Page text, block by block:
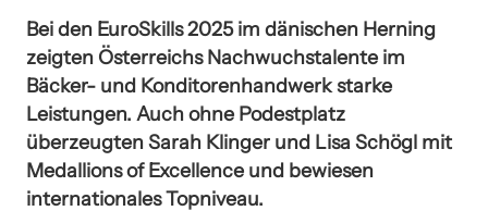
Bei den EuroSkills 2025 im dänischen Herning
zeigten Österreichs Nachwuchstalente im
Bäcker- und Konditorenhandwerk starke
Leistungen. Auch ohne Podestplatz
überzeugten Sarah Klinger und Lisa Schögl mit
Medallions of Excellence und bewiesen
internationales Topniveau.